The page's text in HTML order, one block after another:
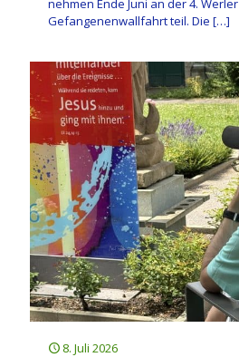
nehmen Ende Juni an der 4. Werler
Gefangenenwallfahrt teil. Die […]
8. Juli 2026